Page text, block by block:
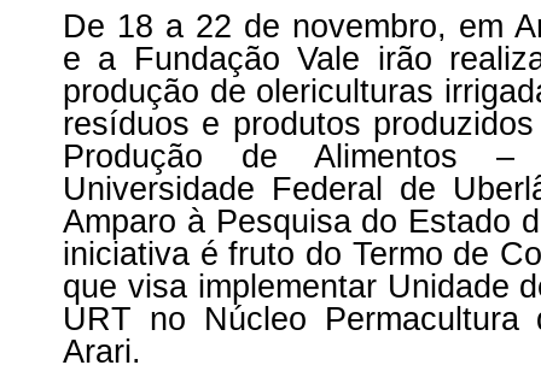
De 18 a 22 de novembro, em
e a Fundação Vale irão
produção de olericulturas
resíduos e produtos
Produção de Alimentos –
Universidade Federal de
Amparo à Pesquisa do Estado
iniciativa é fruto do Termo de
que visa implementar Unidade
URT no Núcleo Permacultura
Arari.